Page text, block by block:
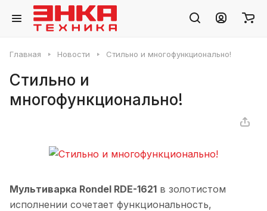
Главная Новости Стильно и многофункционально!
Стильно и
многофункционально!
Мультиварка Rondel RDE-1621 в золотистом
исполнении сочетает функциональность,